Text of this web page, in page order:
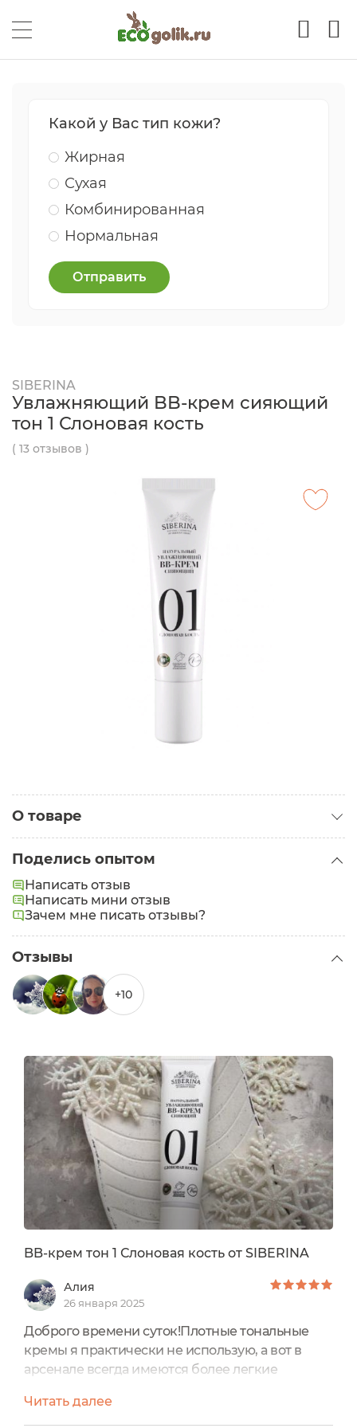
Какой у Вас тип кожи?
Жирная
Сухая
Комбинированная
Нормальная
Отправить
SIBERINA
Увлажняющий BB-крем сияющий
тон 1 Слоновая кость
( 13 отзывов )
О товаре
Поделись опытом
Написать отзыв
Написать мини отзыв
Зачем мне писать отзывы?
Отзывы
+10
BB-крем тон 1 Слоновая кость от SIBERINA
Алия
26 января 2025
Доброго времени суток!Плотные тональные
кремы я практически не использую, а вот в
арсенале всегда имеются более легкие
у бренда SIBERINA увидела ВВ-кремы и
Читать далее